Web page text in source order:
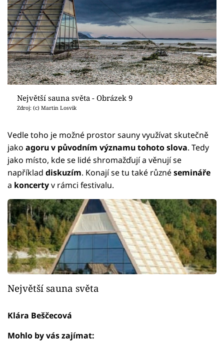
Největší sauna světa - Obrázek 9
Zdroj: (c) Martin Losvik
Vedle toho je možné prostor sauny využívat skutečně
jako agoru v původním významu tohoto slova. Tedy
jako místo, kde se lidé shromažďují a věnují se
například diskuzím. Konají se tu také různésemináře
a koncertyv rámci festivalu.
Největší sauna světa
Klára Beščecová
Mohlo by vás zajímat: